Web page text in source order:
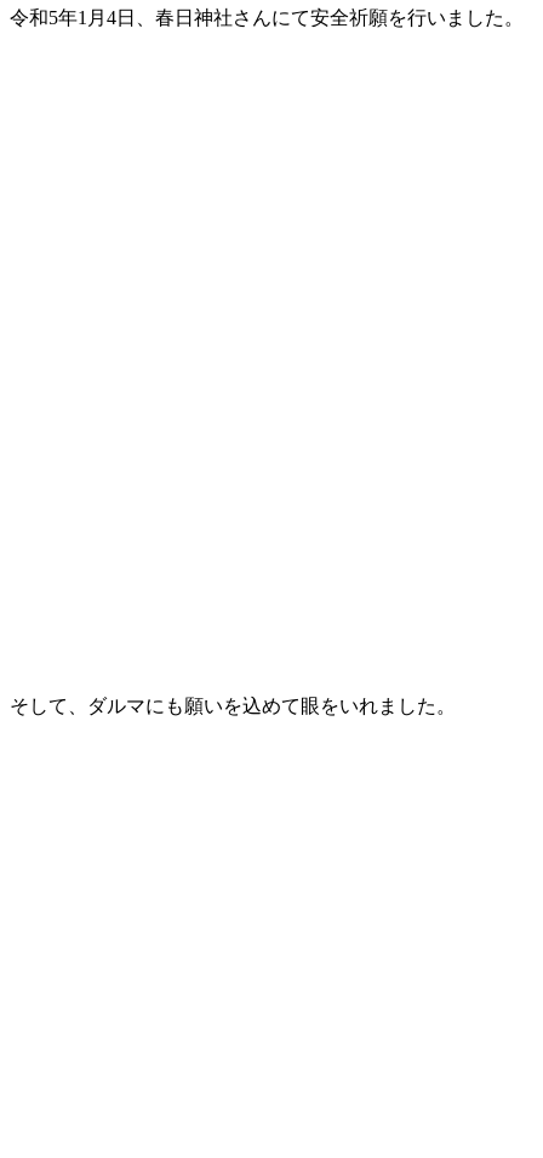
令和5年1月4日、春日神社さんにて安全祈願を行いました。
そして、ダルマにも願いを込めて眼をいれました。